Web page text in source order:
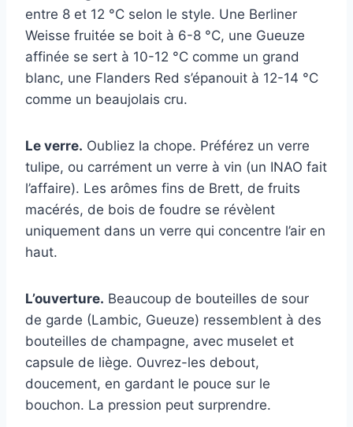
entre 8 et 12 °C selon le style. Une Berliner
Weisse fruitée se boit à 6-8 °C, une Gueuze
affinée se sert à 10-12 °C comme un grand
blanc, une Flanders Red s’épanouit à 12-14 °C
comme un beaujolais cru.
Le verre. Oubliez la chope. Préférez un verre
tulipe, ou carrément un verre à vin (un INAO fait
l’affaire). Les arômes fins de Brett, de fruits
macérés, de bois de foudre se révèlent
uniquement dans un verre qui concentre l’air en
haut.
L’ouverture. Beaucoup de bouteilles de sour
de garde (Lambic, Gueuze) ressemblent à des
bouteilles de champagne, avec muselet et
capsule de liège. Ouvrez-les debout,
doucement, en gardant le pouce sur le
bouchon. La pression peut surprendre.